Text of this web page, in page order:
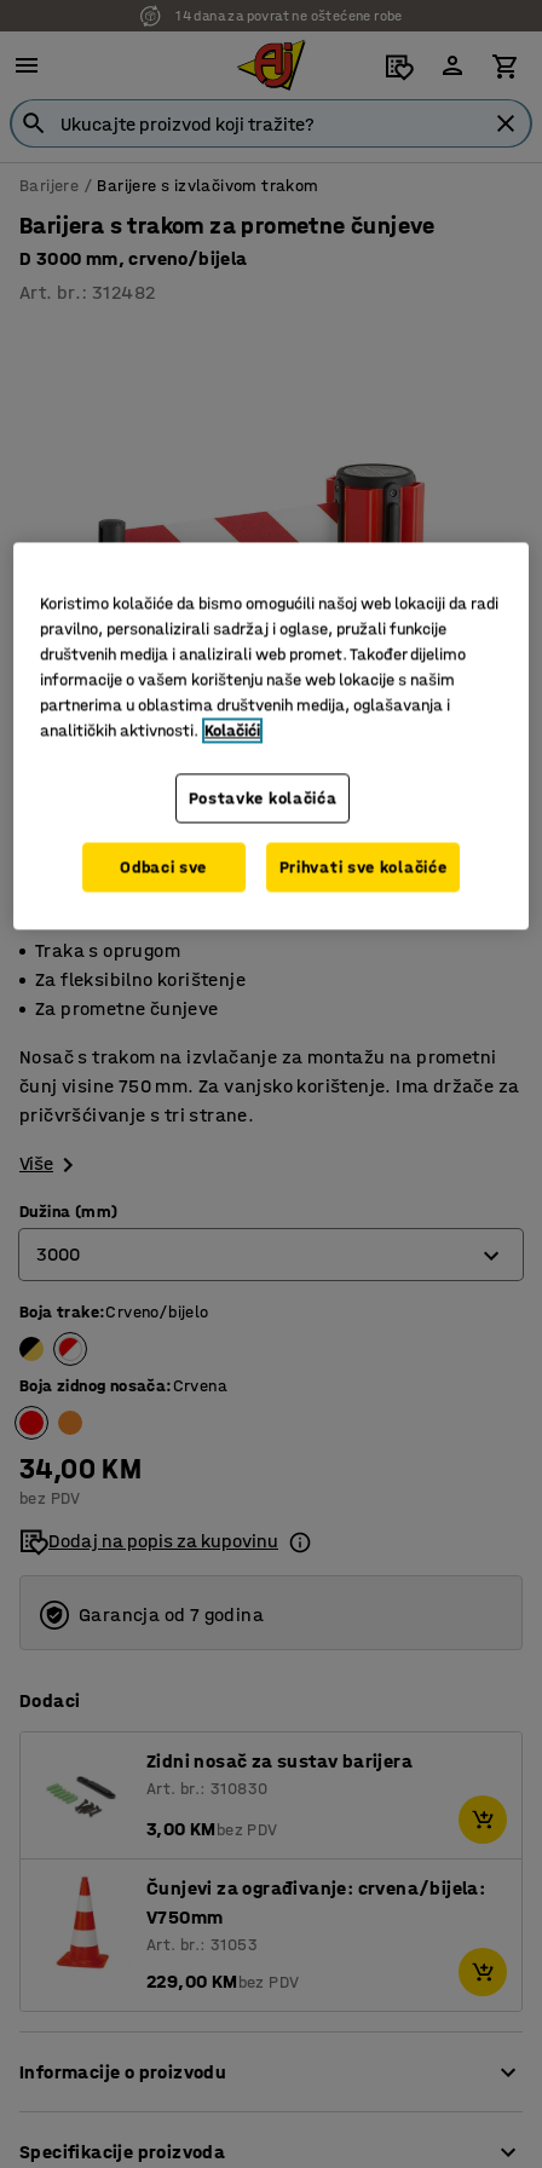
14 dana za povrat ne oštećene robe
7 godina garancije
Barijere Barijere s izvlačivom trakom
Barijera s trakom za prometne čunjeve
D 3000 mm, crveno/bijela
Art. br. : 312482
Traka s oprugom
Za fleksibilno korištenje
Za prometne čunjeve
Nosač s trakom na izvlačanje za montažu na prometni
čunj visine 750 mm. Za vanjsko korištenje. Ima držače za
pričvršćivanje s tri strane.
Više
Dužina (mm)
3000
3000
10000
Boja trake:Crveno/bijelo
Boja zidnog nosača:Crvena
34,00 KM
bez PDV
Dodaj na popis za kupovinu
Garancja od 7 godina
Dodaci
Zidni nosač za sustav barijera
Art. br.: 310830
3,00 KMbez PDV
Čunjevi za ograđivanje: crvena/bijela:
V750mm
Art. br.: 31053
229,00 KMbez PDV
Informacije o proizvodu
označavanje. Svaki nosač ima držače s tri strane za
Specifikacije proizvoda
Koristimo kolačiće da bismo omogućili našoj web lokaciji da radi
pravilno, personalizirali sadržaj i oglase, pružali funkcije
društvenih medija i analizirali web promet. Također dijelimo
informacije o vašem korištenju naše web lokacije s našim
partnerima u oblastima društvenih medija, oglašavanja i
analitičkih aktivnosti. Kolačići
Postavke kolačića
Odbaci sve Prihvati sve kolačiće